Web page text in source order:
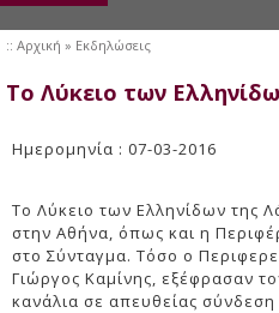
:: Αρχική » Εκδηλώσεις
Το Λύκειο των
Ημερομηνία : 07-03-2016
Το Λύκειο των Ελληνίδων της
στην Αθήνα, όπως και η
στο Σύνταγμα. Τόσο ο
Γιώργος Καμίνης, εξέφρασαν
κανάλια σε απευθείας